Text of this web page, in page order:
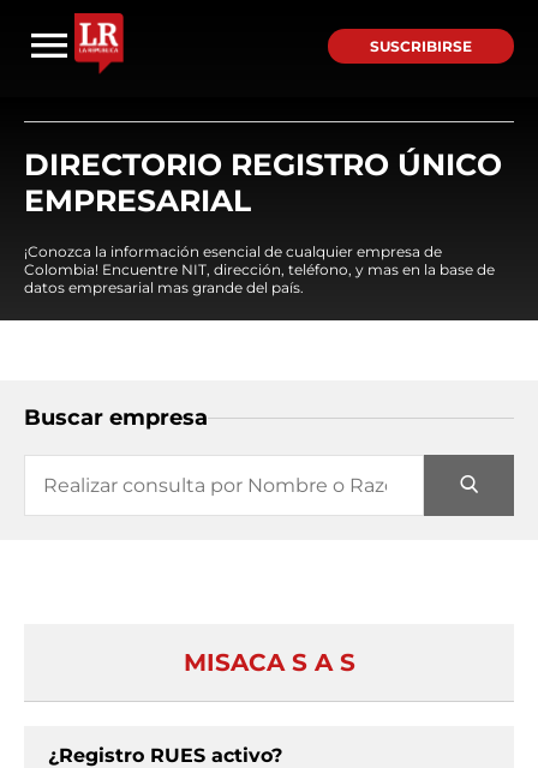
SUSCRIBIRSE
DIRECTORIO REGISTRO ÚNICO
EMPRESARIAL
¡Conozca la información esencial de cualquier empresa de
Colombia! Encuentre NIT, dirección, teléfono, y mas en la base de
datos empresarial mas grande del país.
Buscar empresa
MISACA S A S
¿Registro RUES activo?